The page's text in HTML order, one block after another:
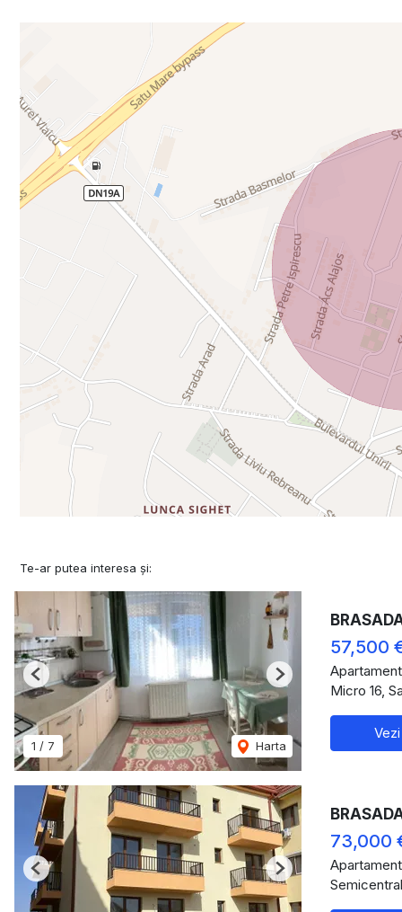
Te-ar putea interesa și:
1 / 7 Harta
Previous Next
57,500
Micro 16,
Previous Next
73,000